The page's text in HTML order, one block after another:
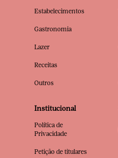
Estabelecimentos
Gastronomia
Lazer
Receitas
Outros
Institucional
Política de
Privacidade
Petição de titulares